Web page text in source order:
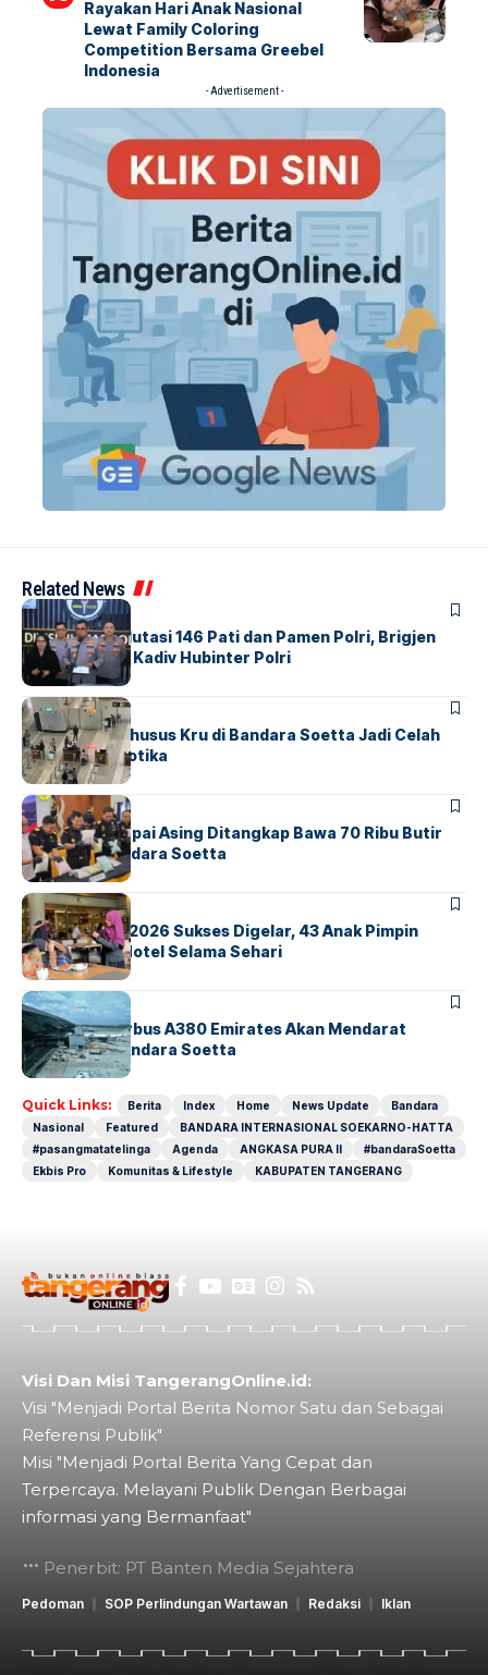
Rayakan Hari Anak Nasional
Lewat Family Coloring
Competition Bersama Greebel
Indonesia
- Advertisement -
Related News
BERITA
Mabes Polri Mutasi 146 Pati dan Pamen Polri, Brigjen
Untung Jabat Kadiv Hubinter Polri
BANDARABERITA
Ketika Jalur Khusus Kru di Bandara Soetta Jadi Celah
Sindikat Narkotika
BANDARA BERITA
Kopilot Maskapai Asing Ditangkap Bawa 70 Ribu Butir
Ekstasi di Bandara Soetta
BERITAINDEX
GM For A Day 2026 Sukses Digelar, 43 Anak Pimpin
Operasional Hotel Selama Sehari
BANDARA BERITA
8 Agustus, Airbus A380 Emirates Akan Mendarat
Perdana di Bandara Soetta
Quick Links: Berita Index Home News Update
Bandara
Nasional
Featured
BANDARA INTERNASIONAL SOEKARNO-HATTA
#pasangmatatelinga
Agenda ANGKASA PURA II
#bandaraSoetta
Ekbis Pro
Komunitas & Lifestyle KABUPATEN TANGERANG
Visi Dan Misi TangerangOnline.id:
Visi "Menjadi Portal Berita Nomor Satu dan Sebagai
Referensi Publik"
Misi "Menjadi Portal Berita Yang Cepat dan
Terpercaya. Melayani Publik Dengan Berbagai
informasi yang Bermanfaat"
Penerbit: PT Banten Media Sejahtera
Pedoman SOP Perlindungan Wartawan Redaksi Iklan